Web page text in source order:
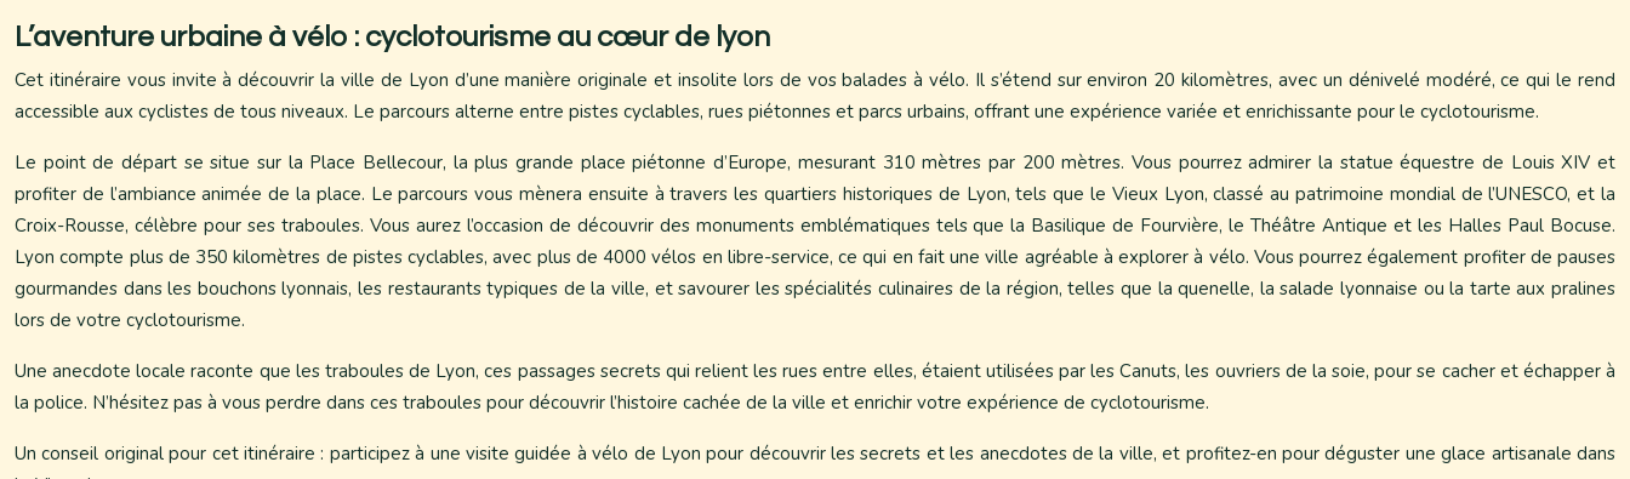
L’aventure urbaine à vélo : cyclotourisme au cœur de lyon
Cet itinéraire vous invite à découvrir la ville de Lyon d’une manière originale et insolite lors de vos balades à vélo. Il s’étend sur environ 20 kilomètres, avec un dénivelé modéré, ce qui le rend
accessible aux cyclistes de tous niveaux. Le parcours alterne entre pistes cyclables, rues piétonnes et parcs urbains, offrant une expérience variée et enrichissante pour le cyclotourisme.
Le point de départ se situe sur la Place Bellecour, la plus grande place piétonne d’Europe, mesurant 310 mètres par 200 mètres. Vous pourrez admirer la statue équestre de Louis XIV et
profiter de l’ambiance animée de la place. Le parcours vous mènera ensuite à travers les quartiers historiques de Lyon, tels que le Vieux Lyon, classé au patrimoine mondial de l’UNESCO, et la
Croix-Rousse, célèbre pour ses traboules. Vous aurez l’occasion de découvrir des monuments emblématiques tels que la Basilique de Fourvière, le Théâtre Antique et les Halles Paul Bocuse.
Lyon compte plus de 350 kilomètres de pistes cyclables, avec plus de 4000 vélos en libre-service, ce qui en fait une ville agréable à explorer à vélo. Vous pourrez également profiter de pauses
gourmandes dans les bouchons lyonnais, les restaurants typiques de la ville, et savourer les spécialités culinaires de la région, telles que la quenelle, la salade lyonnaise ou la tarte aux pralines
lors de votre cyclotourisme.
Une anecdote locale raconte que les traboules de Lyon, ces passages secrets qui relient les rues entre elles, étaient utilisées par les Canuts, les ouvriers de la soie, pour se cacher et échapper à
la police. N’hésitez pas à vous perdre dans ces traboules pour découvrir l’histoire cachée de la ville et enrichir votre expérience de cyclotourisme.
Un conseil original pour cet itinéraire : participez à une visite guidée à vélo de Lyon pour découvrir les secrets et les anecdotes de la ville, et profitez-en pour déguster une glace artisanale dans